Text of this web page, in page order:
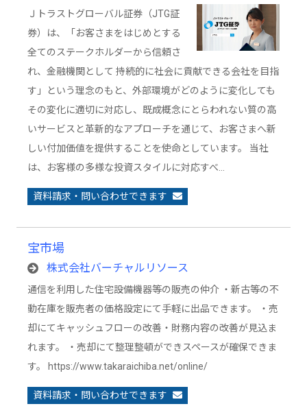
社です。
Ｊトラストグローバル証券（JTG証
券）は、「お客さまをはじめとする
全てのステークホルダーから信頼さ
れ、金融機関として 持続的に社会に貢献できる会社を目指
す」という理念のもと、外部環境がどのように変化しても
その変化に適切に対応し、既成概念にとらわれない質の高
いサービスと革新的なアプローチを通じて、お客さまへ新
しい付加価値を提供することを使命としています。 当社
は、お客様の多様な投資スタイルに対応すべ…
資料請求・問い合わせできます
宝市場
株式会社バーチャルリソース
通信を利用した住宅設備機器等の販売の仲介 ・新古等の不
動在庫を販売者の価格設定にて手軽に出品できます。 ・売
却にてキャッシュフローの改善・財務内容の改善が見込ま
れます。 ・売却にて整理整頓ができスペースが確保できま
す。 https://www.takaraichiba.net/online/
資料請求・問い合わせできます